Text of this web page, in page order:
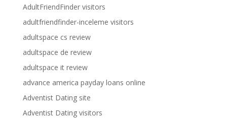
AdultFriendFinder visitors
adultfriendfinder-inceleme visitors
adultspace cs review
adultspace de review
adultspace it review
advance america payday loans online
Adventist Dating site
Adventist Dating visitors